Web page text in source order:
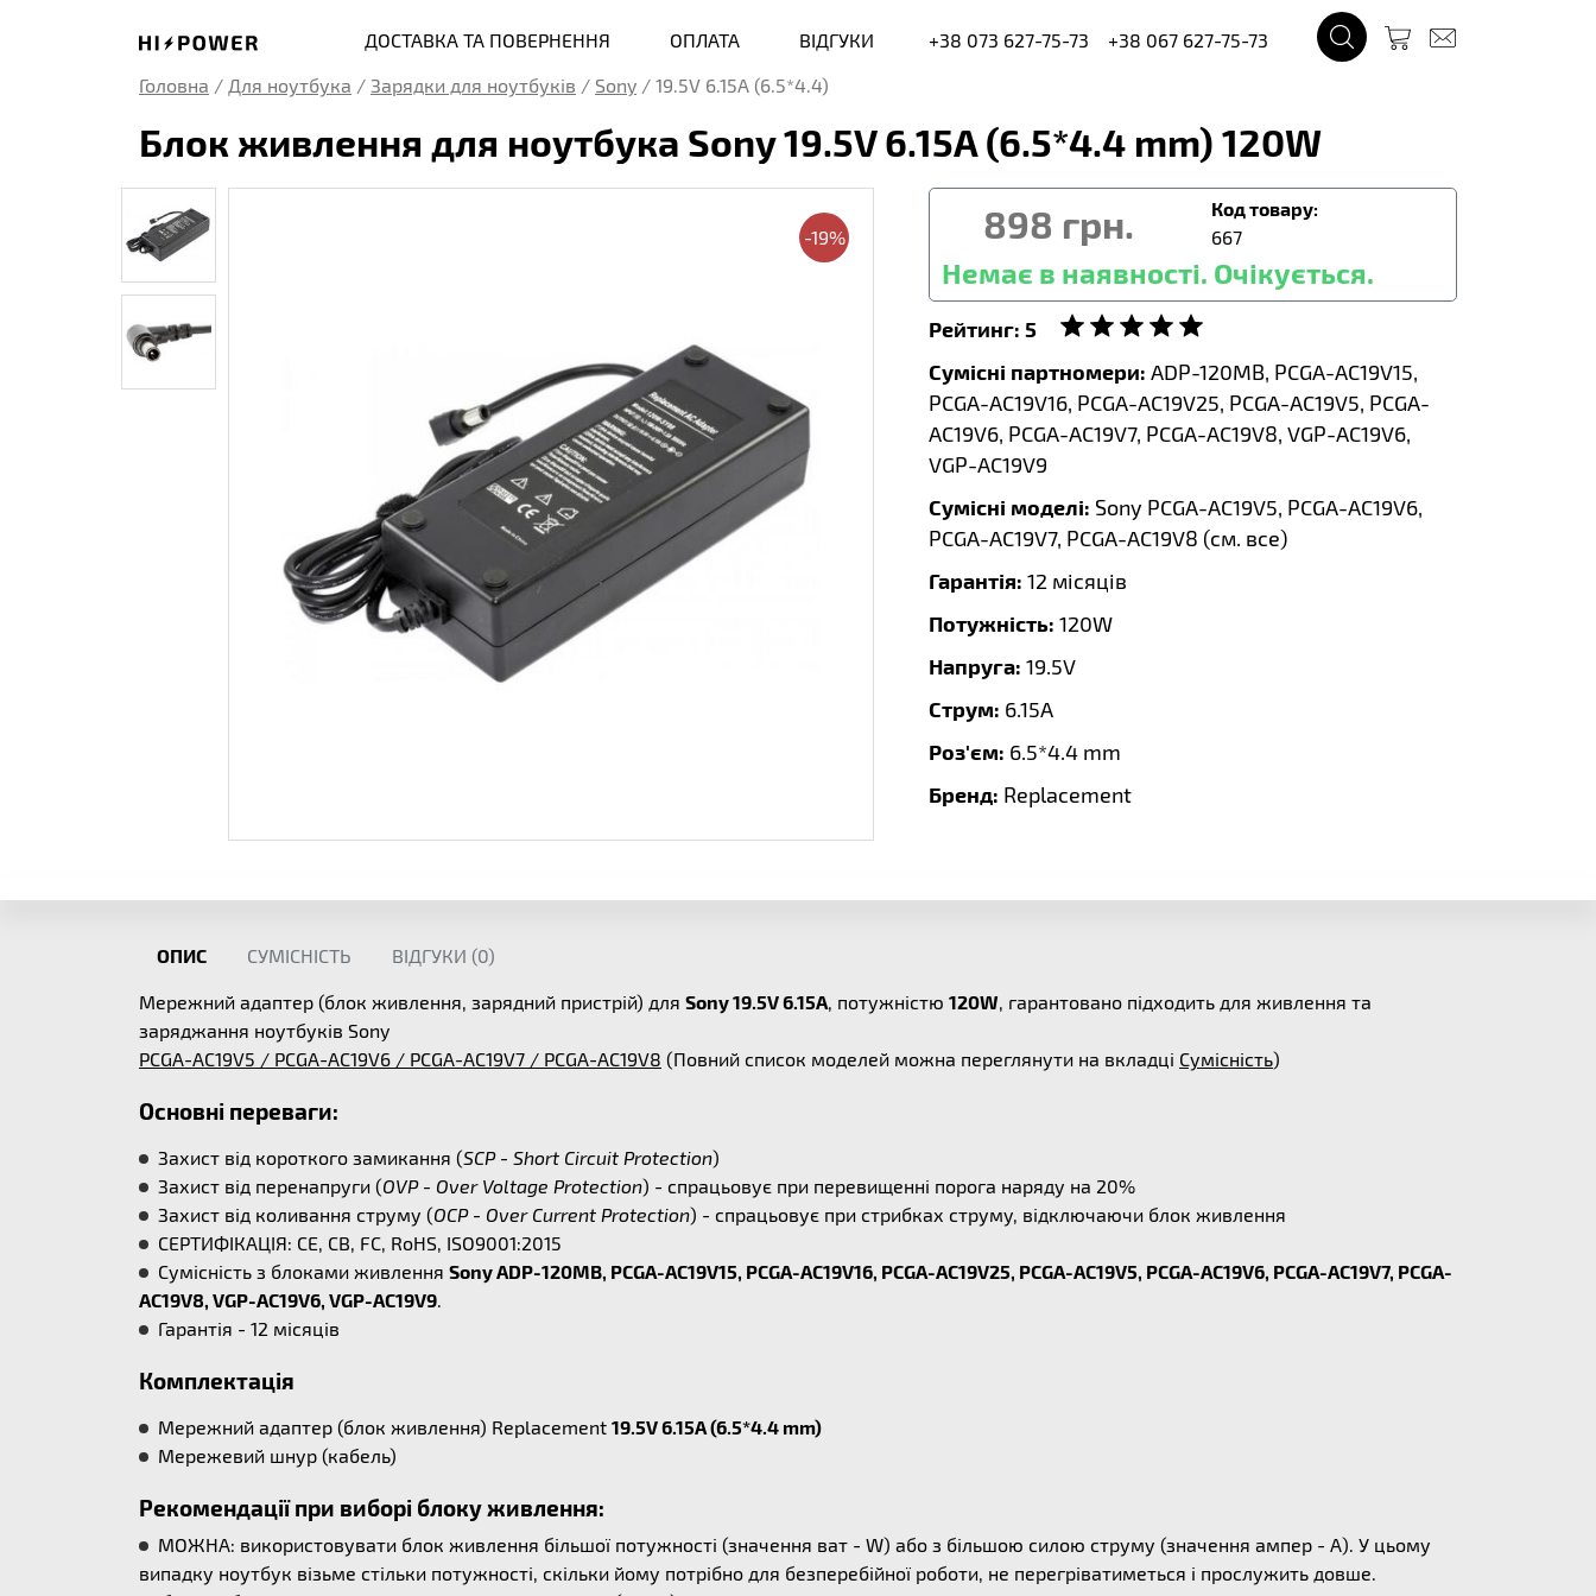
ДОСТАВКА ТА ПОВЕРНЕННЯ ОПЛАТА ВІДГУКИ +38 073 627-75-73
+38 067 627-75-73
Головна / Для ноутбука / Зарядки для ноутбуків / Sony / 19.5V 6.15A (6.5*4.4)
Блок живлення для ноутбука Sony 19.5V 6.15A (6.5*4.4 mm) 120W
-19% 898 грн.
Код товару:
667
Немає в наявності. Очікується.
Рейтинг: 5
Сумісні партномери: ADP-120MB, PCGA-AC19V15,
PCGA-AC19V16, PCGA-AC19V25, PCGA-AC19V5, PCGA-
AC19V6, PCGA-AC19V7, PCGA-AC19V8, VGP-AC19V6,
VGP-AC19V9
Сумісні моделі: Sony PCGA-AC19V5, PCGA-AC19V6,
PCGA-AC19V7, PCGA-AC19V8 (см. все)
Гарантія: 12 місяців
Потужність: 120W
Напруга: 19.5V
Струм: 6.15A
Роз'єм: 6.5*4.4 mm
Бренд: Replacement
ОПИС СУМІСНІСТЬ ВІДГУКИ (0)
Мережний адаптер (блок живлення, зарядний пристрій) для Sony 19.5V 6.15A, потужністю 120W, гарантовано підходить для живлення та
заряджання ноутбуків Sony
PCGA-AC19V5 / PCGA-AC19V6 / PCGA-AC19V7 / PCGA-AC19V8 (Повний список моделей можна переглянути на вкладці Сумісність)
Основні переваги:
Захист від короткого замикання (SCP - Short Circuit Protection)
Захист від перенапруги (OVP - Over Voltage Protection) - спрацьовує при перевищенні порога наряду на 20%
Захист від коливання струму (OCP - Over Current Protection) - спрацьовує при стрибках струму, відключаючи блок живлення
СЕРТИФІКАЦІЯ: CE, CB, FC, RoHS, ISO9001:2015
Сумісність з блоками живлення Sony ADP-120MB, PCGA-AC19V15, PCGA-AC19V16, PCGA-AC19V25, PCGA-AC19V5, PCGA-AC19V6, PCGA-AC19V7, PCGA-
AC19V8, VGP-AC19V6, VGP-AC19V9.
Гарантія - 12 місяців
Комплектація
Мережний адаптер (блок живлення) Replacement 19.5V 6.15A (6.5*4.4 mm)
Мережевий шнур (кабель)
Рекомендації при виборі блоку живлення:
МОЖНА: використовувати блок живлення більшої потужності (значення ват - W) або з більшою силою струму (значення ампер - А). У цьому
випадку ноутбук візьме стільки потужності, скільки йому потрібно для безперебійної роботи, не перегріватиметься і прослужить довше.